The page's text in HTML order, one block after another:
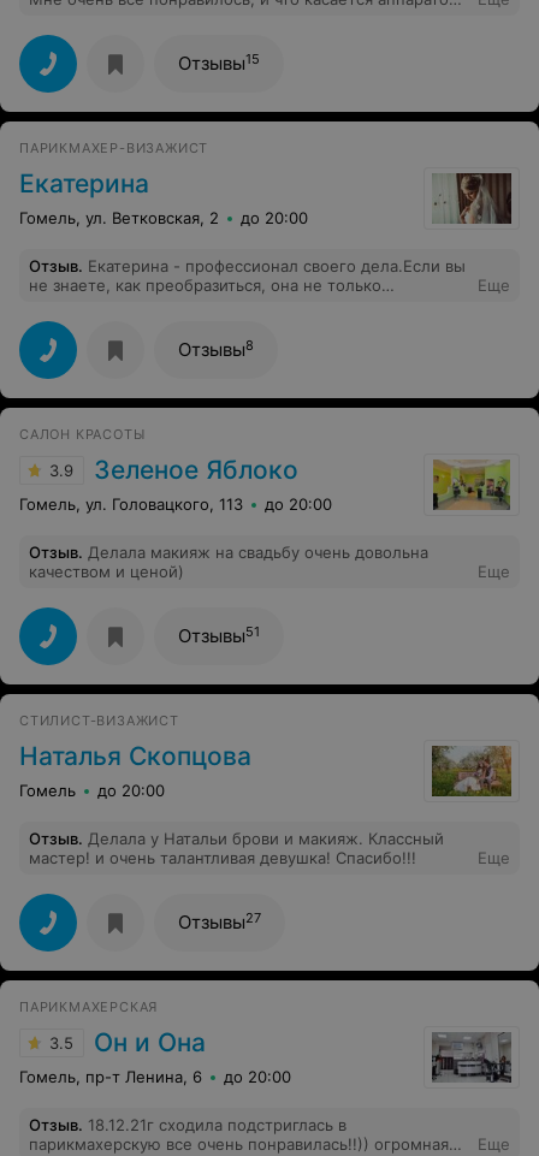
они новые, а не б/у как в других салонах! Девчонки все
приятные общительные! Ходила практически на все
пока была в Гомеле!
Отзывы15
ПАРИКМАХЕР-ВИЗАЖИСТ
Екатерина
Гомель, ул. Ветковская, 2 до 20:00
Отзыв. Екатерина - профессионал своего дела.Если вы
не знаете, как преобразиться, она не только
Еще
Отзывы8
САЛОН КРАСОТЫ
3.9 Зеленое Яблоко
Гомель, ул. Головацкого, 113 до 20:00
Отзыв. Делала макияж на свадьбу очень довольна
качеством и ценой)
Еще
Отзывы51
СТИЛИСТ-ВИЗАЖИСТ
Наталья Скопцова
Гомель до 20:00
Отзыв. Делала у Натальи брови и макияж. Классный
мастер! и очень талантливая девушка! Спасибо!!!
Еще
Отзывы27
ПАРИКМАХЕРСКАЯ
3.5 Он и Она
Гомель, пр-т Ленина, 6 до 20:00
Отзыв. 18.12.21г сходила подстриглась в
парикмахерскую все очень понравилась!!)) огромная
Еще